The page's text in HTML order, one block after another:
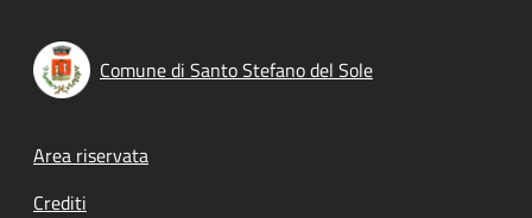
Comune di Santo Stefano del Sole
Footer menu
Area riservata
Crediti